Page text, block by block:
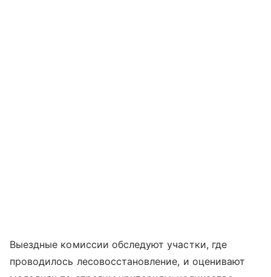
Выездные комиссии обследуют участки, где
проводилось лесовосстановление, и оценивают